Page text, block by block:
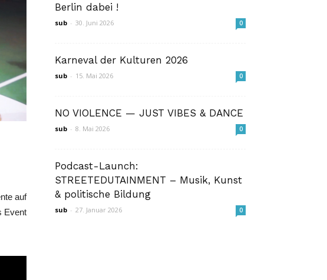
auf
Event
Berlin dabei !
sub - 30. Juni 2026 0
Karneval der Kulturen 2026
sub - 15. Mai 2026 0
NO VIOLENCE — JUST VIBES & DANCE
sub - 8. Mai 2026 0
Podcast-Launch:
STREETEDUTAINMENT – Musik, Kunst
& politische Bildung
sub - 27. Januar 2026 0